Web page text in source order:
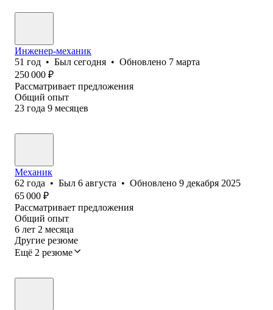
Инженер-механик
51 год • Был сегодня • Обновлено 7 марта
250 000 ₽
Рассматривает предложения
Общий опыт
23 года 9 месяцев
Механик
62 года • Был 6 августа • Обновлено 9 декабря 2025
65 000 ₽
Рассматривает предложения
Общий опыт
6 лет 2 месяца
Другие резюме
Ещё 2 резюме